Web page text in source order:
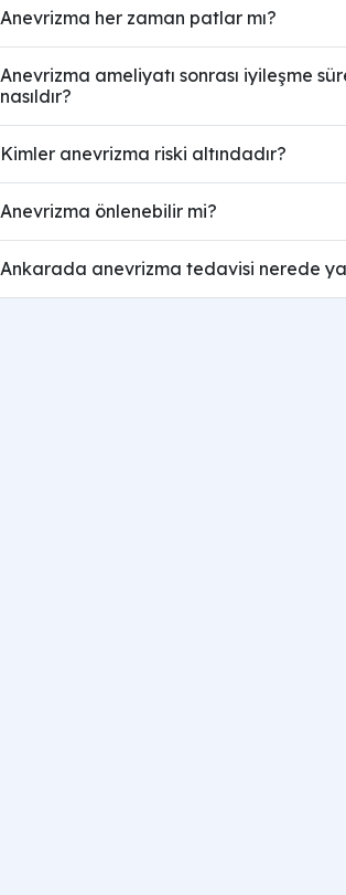
Anevrizma her zaman patlar mı?
Anevrizma ameliyatı sonrası iyileşme
nasıldır?
Kimler anevrizma riski altındadır?
Anevrizma önlenebilir mi?
Ankarada anevrizma tedavisi nerede